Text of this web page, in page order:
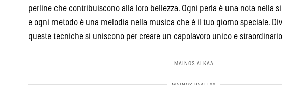
perline che contribuiscono alla loro bellezza. Ogni perla è una nota nella
e ogni metodo è una melodia nella musica che è il tuo giorno speciale.
queste tecniche si uniscono per creare un capolavoro unico e